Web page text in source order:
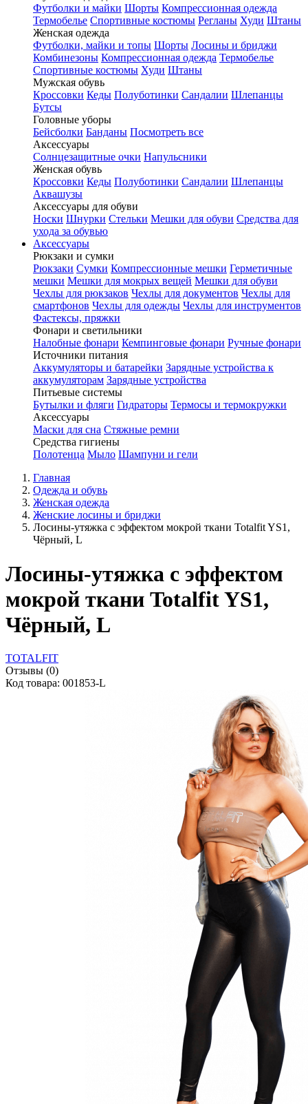
Футболки и майки Шорты Компрессионная одежда
Термобелье Спортивные костюмы Регланы Худи Штаны
Женская одежда
Футболки, майки и топы Шорты Лосины и бриджи
Комбинезоны Компрессионная одежда Термобелье
Спортивные костюмы Худи Штаны
Мужская обувь
Кроссовки Кеды Полуботинки Сандалии Шлепанцы
Бутсы
Головные уборы
Бейсболки Банданы Посмотреть все
Аксессуары
Солнцезащитные очки Напульсники
Женская обувь
Кроссовки Кеды Полуботинки Сандалии Шлепанцы
Аквашузы
Аксессуары для обуви
Носки Шнурки Стельки Мешки для обуви Средства для
ухода за обувью
Аксессуары
Рюкзаки и сумки
Рюкзаки Сумки Компрессионные мешки Герметичные
мешки Мешки для мокрых вещей Мешки для обуви
Чехлы для рюкзаков Чехлы для документов Чехлы для
смартфонов Чехлы для одежды Чехлы для инструментов
Фастексы, пряжки
Фонари и светильники
Налобные фонари Кемпинговые фонари Ручные фонари
Источники питания
Аккумуляторы и батарейки Зарядные устройства к
аккумуляторам Зарядные устройства
Питьевые системы
Бутылки и фляги Гидраторы Термосы и термокружки
Аксессуары
Маски для сна Стяжные ремни
Средства гигиены
Полотенца Мыло Шампуни и гели
Главная
Одежда и обувь
Женская одежда
Женские лосины и бриджи
Лосины-утяжка с эффектом мокрой ткани Totalfit YS1,
Чёрный, L
Лосины-утяжка с эффектом
мокрой ткани Totalfit YS1,
Чёрный, L
TOTALFIT
Отзывы (0)
Код товара: 001853-L